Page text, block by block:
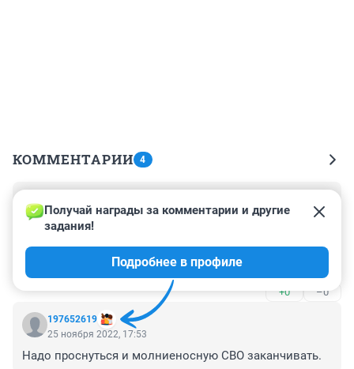
КОММЕНТАРИИ 4
26 ноября 2022, 13:15
Финансовые аналитики рассмешили. Вложения
правительства в китайский юань , принесли России
огромные убытки . Может лучше выбрать
монгольский тугрик?
+0 –0
197652619
Получай награды за комментарии и другие
задания!
Подробнее в профиле
25 ноября 2022, 17:53
Надо проснуться и молниеносную СВО заканчивать.